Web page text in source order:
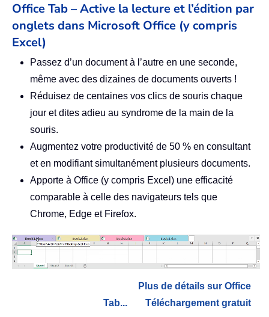
Office Tab – Active la lecture et l’édition par
onglets dans Microsoft Office (y compris
Excel)
Passez d’un document à l’autre en une seconde,
même avec des dizaines de documents ouverts !
Réduisez de centaines vos clics de souris chaque
jour et dites adieu au syndrome de la main de la
souris.
Augmentez votre productivité de 50 % en consultant
et en modifiant simultanément plusieurs documents.
Apporte à Office (y compris Excel) une efficacité
comparable à celle des navigateurs tels que
Chrome, Edge et Firefox.
Plus de détails sur Office
Tab...
Téléchargement gratuit